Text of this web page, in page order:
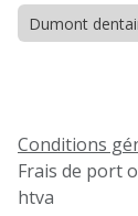
Dumont
Conditions
Frais de port
htva